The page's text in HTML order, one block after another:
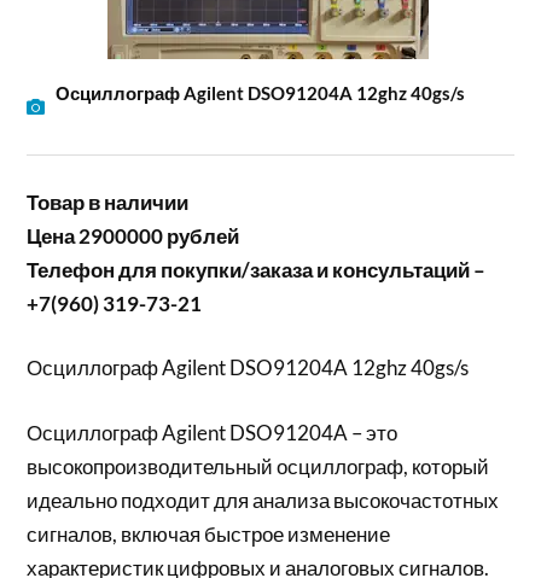
Осциллограф Agilent DSO91204A 12ghz 40gs/s
Товар в наличии
Цена 2900000 рублей
Телефон для покупки/заказа и консультаций –
+7(960) 319-73-21
Осциллограф Agilent DSO91204A 12ghz 40gs/s
Осциллограф Agilent DSO91204A – это
высокопроизводительный осциллограф, который
идеально подходит для анализа высокочастотных
сигналов, включая быстрое изменение
характеристик цифровых и аналоговых сигналов.